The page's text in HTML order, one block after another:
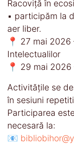
Racoviță în
▪️ participăm la
aer liber.
📍 27 mai 2026
Intelectualilor
📍 29 mai 2026
Activitățile se
în sesiuni
Participarea
necesară la:
📧